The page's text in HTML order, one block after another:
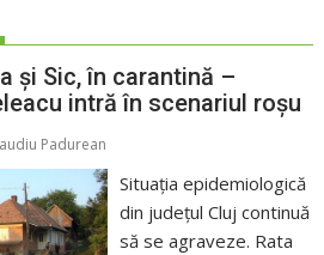
și Sic, în carantină –
intră în scenariul roșu
Padurean
Situația epidemiologică
din județul Cluj continuă
să se agraveze. Rata